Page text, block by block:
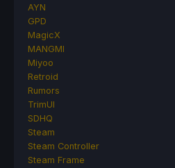
AYN
GPD
MagicX
MANGMI
Miyoo
Retroid
Rumors
TrimUI
SDHQ
Steam
Steam Controller
Steam Frame